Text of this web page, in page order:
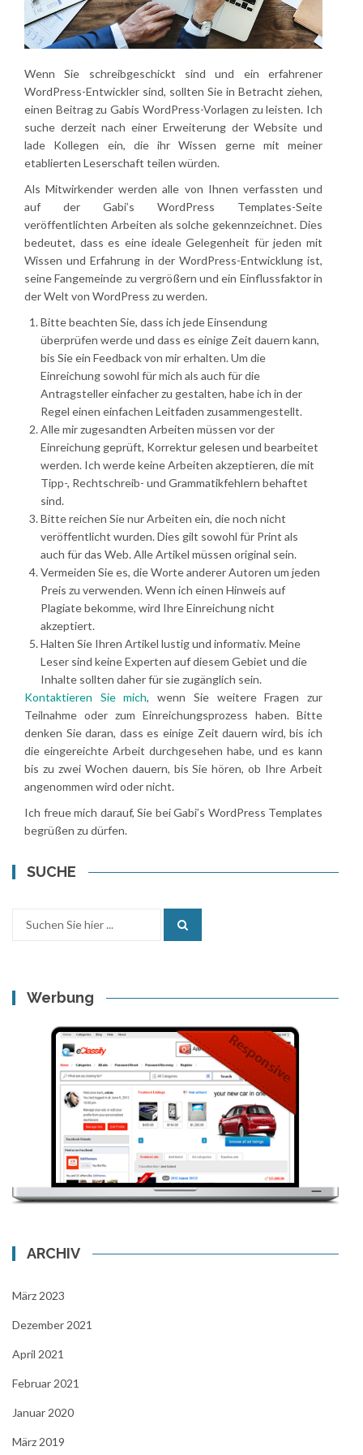
Wenn Sie schreibgeschickt sind und ein erfahrener
WordPress-Entwickler sind, sollten Sie in Betracht ziehen,
einen Beitrag zu Gabis WordPress-Vorlagen zu leisten. Ich
suche derzeit nach einer Erweiterung der Website und
lade Kollegen ein, die ihr Wissen gerne mit meiner
etablierten Leserschaft teilen würden.
Als Mitwirkender werden alle von Ihnen verfassten und
auf der Gabi’s WordPress Templates-Seite
veröffentlichten Arbeiten als solche gekennzeichnet. Dies
bedeutet, dass es eine ideale Gelegenheit für jeden mit
Wissen und Erfahrung in der WordPress-Entwicklung ist,
seine Fangemeinde zu vergrößern und ein Einflussfaktor in
der Welt von WordPress zu werden.
Bitte beachten Sie, dass ich jede Einsendung
überprüfen werde und dass es einige Zeit dauern kann,
bis Sie ein Feedback von mir erhalten. Um die
Einreichung sowohl für mich als auch für die
Antragsteller einfacher zu gestalten, habe ich in der
Regel einen einfachen Leitfaden zusammengestellt.
Alle mir zugesandten Arbeiten müssen vor der
Einreichung geprüft, Korrektur gelesen und bearbeitet
werden. Ich werde keine Arbeiten akzeptieren, die mit
Tipp-, Rechtschreib- und Grammatikfehlern behaftet
sind.
Bitte reichen Sie nur Arbeiten ein, die noch nicht
veröffentlicht wurden. Dies gilt sowohl für Print als
auch für das Web. Alle Artikel müssen original sein.
Vermeiden Sie es, die Worte anderer Autoren um jeden
Preis zu verwenden. Wenn ich einen Hinweis auf
Plagiate bekomme, wird Ihre Einreichung nicht
akzeptiert.
Halten Sie Ihren Artikel lustig und informativ. Meine
Leser sind keine Experten auf diesem Gebiet und die
Inhalte sollten daher für sie zugänglich sein.
Kontaktieren Sie mich, wenn Sie weitere Fragen zur
Teilnahme oder zum Einreichungsprozess haben. Bitte
denken Sie daran, dass es einige Zeit dauern wird, bis ich
die eingereichte Arbeit durchgesehen habe, und es kann
bis zu zwei Wochen dauern, bis Sie hören, ob Ihre Arbeit
angenommen wird oder nicht.
Ich freue mich darauf, Sie bei Gabi’s WordPress Templates
begrüßen zu dürfen.
SUCHE
Werbung
ARCHIV
März 2023
Dezember 2021
April 2021
Februar 2021
Januar 2020
März 2019